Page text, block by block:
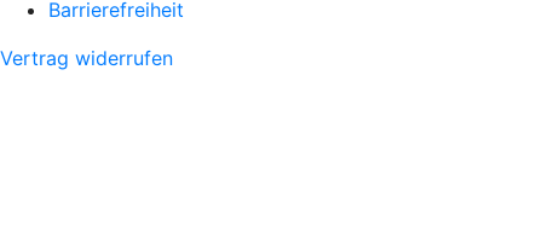
Barrierefreiheit
Vertrag widerrufen